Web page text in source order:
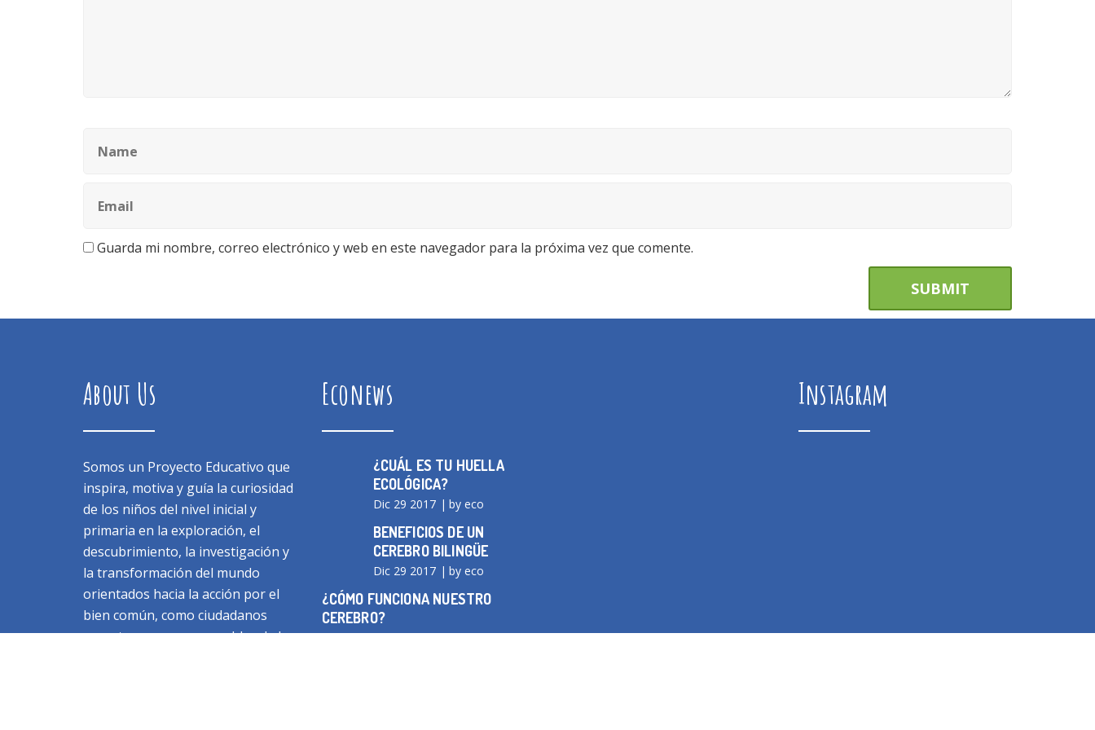
Guarda mi nombre, correo electrónico y web en este navegador para la próxima vez que comente.
About Us
Somos un Proyecto Educativo que
inspira, motiva y guía la curiosidad
de los niños del nivel inicial y
primaria en la exploración, el
descubrimiento, la investigación y
la transformación del mundo
orientados hacia la acción por el
bien común, como ciudadanos
respetuosos y responsables de la
Econews
¿CUÁL ES TU HUELLA
ECOLÓGICA?
Dic 29 2017 by eco
BENEFICIOS DE UN
CEREBRO BILINGÜE
Dic 29 2017 by eco
¿CÓMO FUNCIONA NUESTRO
CEREBRO?
Dic 29 2017 by eco
Instagram